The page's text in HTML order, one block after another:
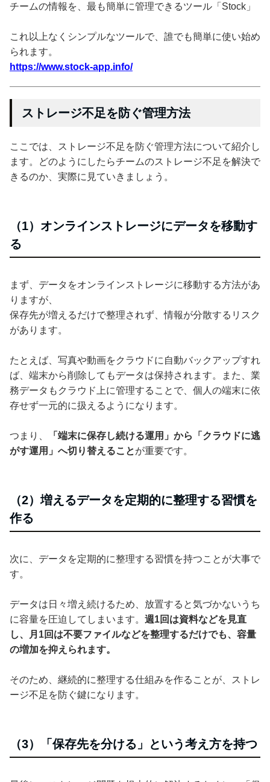
チームの情報を、最も簡単に管理できるツール「Stock」
これ以上なくシンプルなツールで、誰でも簡単に使い始め
られます。
https://www.stock-app.info/
ストレージ不足を防ぐ管理方法
ここでは、ストレージ不足を防ぐ管理方法について紹介し
ます。どのようにしたらチームのストレージ不足を解決で
きるのか、実際に見ていきましょう。
（1）オンラインストレージにデータを移動す
る
まず、データをオンラインストレージに移動する方法があ
りますが、
保存先が増えるだけで整理されず、情報が分散するリスク
があります。
たとえば、写真や動画をクラウドに自動バックアップすれ
ば、端末から削除してもデータは保持されます。また、業
務データもクラウド上に管理することで、個人の端末に依
存せず一元的に扱えるようになります。
つまり、
「端末に保存し続ける運用」から「クラウドに逃
がす運用」へ切り替えることが重要です。
（2）増えるデータを定期的に整理する習慣を
作る
次に、データを定期的に整理する習慣を持つことが大事で
す。
データは日々増え続けるため、放置すると気づかないうち
に容量を圧迫してしまいます。 週1回は資料などを見直
し、月1回は不要ファイルなどを整理するだけでも、容量
の増加を抑えられます。
そのため、継続的に整理する仕組みを作ることが、ストレ
ージ不足を防ぐ鍵になります。
（3）「保存先を分ける」という考え方を持つ